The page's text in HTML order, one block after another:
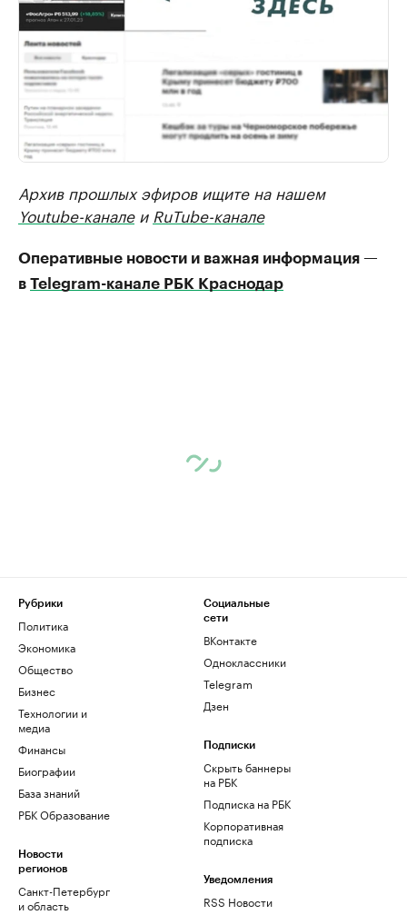
Архив прошлых эфиров ищите на нашем
Youtube-каналеи RuTube-канале
Оперативные новости и важная информация —
в Telegram-канале РБК Краснодар
Рубрики
Политика
Экономика
Общество
Бизнес
Технологии и
медиа
Финансы
Биографии
База знаний
РБК Образование
Новости
регионов
Санкт-Петербург
и область
Социальные
сети
ВКонтакте
Одноклассники
Telegram
Дзен
Подписки
Скрыть баннеры
на РБК
Подписка на РБК
Корпоративная
подписка
Уведомления
RSS Новости